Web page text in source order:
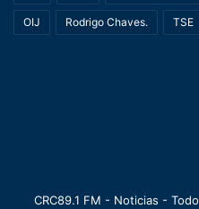
OIJ Rodrigo Chaves. TSE
CRC89.1 FM - Noticias -